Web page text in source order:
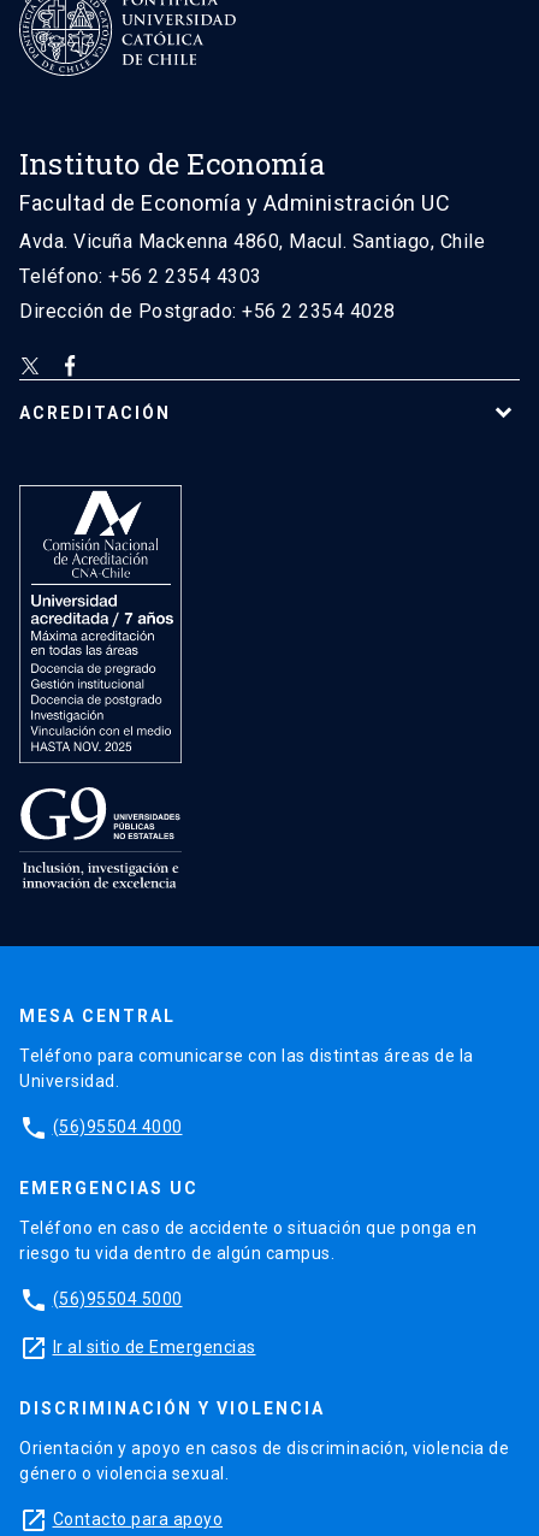
Instituto de Economía
Facultad de Economía y Administración UC
Avda. Vicuña Mackenna 4860, Macul. Santiago, Chile
Teléfono: +56 2 2354 4303
Dirección de Postgrado: +56 2 2354 4028
ACREDITACIÓN
MESA CENTRAL
Teléfono para comunicarse con las distintas áreas de la
Universidad.
phone (56)95504 4000
EMERGENCIAS UC
Teléfono en caso de accidente o situación que ponga en
riesgo tu vida dentro de algún campus.
phone (56)95504 5000
launch Ir al sitio de Emergencias
DISCRIMINACIÓN Y VIOLENCIA
Orientación y apoyo en casos de discriminación, violencia de
género o violencia sexual.
launch Contacto para apoyo